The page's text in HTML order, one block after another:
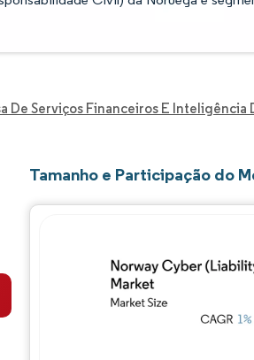
De Serviços Financeiros E
Tamanho e Participação do